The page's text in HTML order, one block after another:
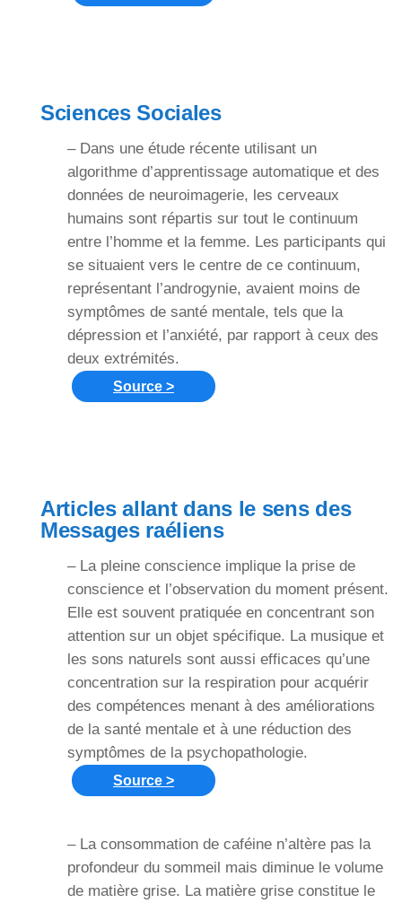
Sciences Sociales
– Dans une étude récente utilisant un
algorithme d’apprentissage automatique et des
données de neuroimagerie, les cerveaux
humains sont répartis sur tout le continuum
entre l’homme et la femme. Les participants qui
se situaient vers le centre de ce continuum,
représentant l’androgynie, avaient moins de
symptômes de santé mentale, tels que la
dépression et l’anxiété, par rapport à ceux des
deux extrémités.
Source >
Articles allant dans le sens des
Messages raéliens
– La pleine conscience implique la prise de
conscience et l’observation du moment présent.
Elle est souvent pratiquée en concentrant son
attention sur un objet spécifique. La musique et
les sons naturels sont aussi efficaces qu’une
concentration sur la respiration pour acquérir
des compétences menant à des améliorations
de la santé mentale et à une réduction des
symptômes de la psychopathologie.
Source >
– La consommation de caféine n’altère pas la
profondeur du sommeil mais diminue le volume
de matière grise. La matière grise constitue le